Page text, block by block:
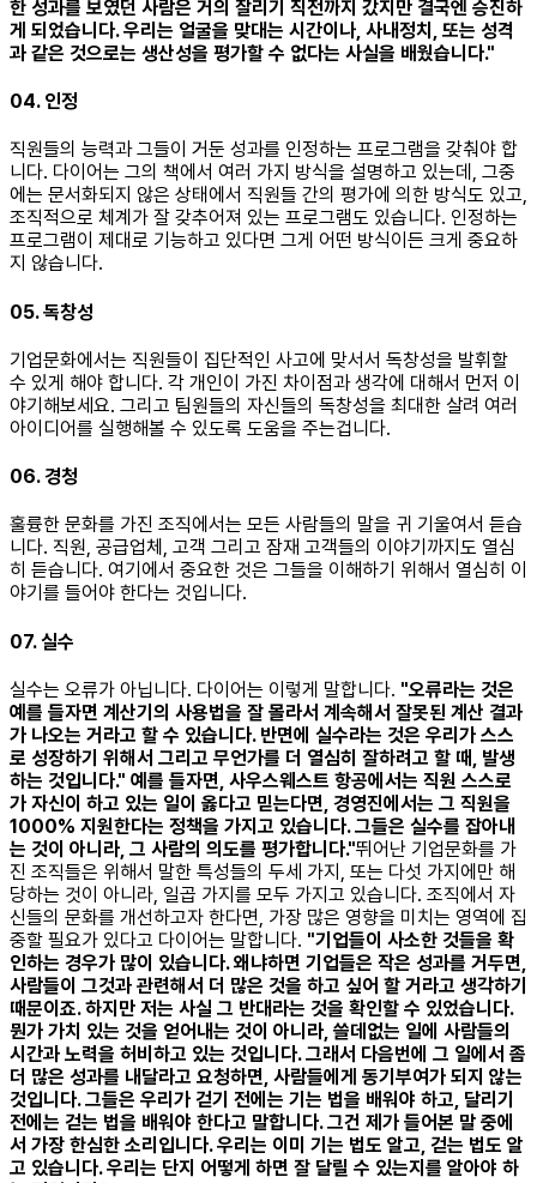
한 성과를 보였던 사람은 거의 잘리기 직전까지 갔지만 결국엔 승진하
게 되었습니다. 우리는 얼굴을 맞대는 시간이나, 사내정치, 또는 성격
과 같은 것으로는 생산성을 평가할 수 없다는 사실을 배웠습니다."
04. 인정
직원들의 능력과 그들이 거둔 성과를 인정하는 프로그램을 갖춰야 합
니다. 다이어는 그의 책에서 여러 가지 방식을 설명하고 있는데, 그중
에는 문서화되지 않은 상태에서 직원들 간의 평가에 의한 방식도 있고,
조직적으로 체계가 잘 갖추어져 있는 프로그램도 있습니다. 인정하는
프로그램이 제대로 기능하고 있다면 그게 어떤 방식이든 크게 중요하
지 않습니다. ​
05. 독창성
기업문화에서는 직원들이 집단적인 사고에 맞서서 독창성을 발휘할
수 있게 해야 합니다. 각 개인이 가진 차이점과 생각에 대해서 먼저 이
야기해보세요. 그리고 팀원들의 자신들의 독창성을 최대한 살려 여러
아이디어를 실행해볼 수 있도록 도움을 주는겁니다. ​
06. 경청
훌륭한 문화를 가진 조직에서는 모든 사람들의 말을 귀 기울여서 듣습
니다. 직원, 공급업체, 고객 그리고 잠재 고객들의 이야기까지도 열심
히 듣습니다. 여기에서 중요한 것은 그들을 이해하기 위해서 열심히 이
야기를 들어야 한다는 것입니다. ​
07. 실수
실수는 오류가 아닙니다. 다이어는 이렇게 말합니다. "오류라는 것은
예를 들자면 계산기의 사용법을 잘 몰라서 계속해서 잘못된 계산 결과
가 나오는 거라고 할 수 있습니다. 반면에 실수라는 것은 우리가 스스
로 성장하기 위해서 그리고 무언가를 더 열심히 잘하려고 할 때, 발생
하는 것입니다." 예를 들자면, 사우스웨스트 항공에서는 직원 스스로
가 자신이 하고 있는 일이 옳다고 믿는다면, 경영진에서는 그 직원을
1000% 지원한다는 정책을 가지고 있습니다. 그들은 실수를 잡아내
는 것이 아니라, 그 사람의 의도를 평가합니다."뛰어난 기업문화를 가
진 조직들은 위해서 말한 특성들의 두세 가지, 또는 다섯 가지에만 해
당하는 것이 아니라, 일곱 가지를 모두 가지고 있습니다. 조직에서 자
신들의 문화를 개선하고자 한다면, 가장 많은 영향을 미치는 영역에 집
중할 필요가 있다고 다이어는 말합니다. "기업들이 사소한 것들을 확
인하는 경우가 많이 있습니다. 왜냐하면 기업들은 작은 성과를 거두면,
사람들이 그것과 관련해서 더 많은 것을 하고 싶어 할 거라고 생각하기
때문이죠. 하지만 저는 사실 그 반대라는 것을 확인할 수 있었습니다.
뭔가 가치 있는 것을 얻어내는 것이 아니라, 쓸데없는 일에 사람들의
시간과 노력을 허비하고 있는 것입니다. 그래서 다음번에 그 일에서 좀
더 많은 성과를 내달라고 요청하면, 사람들에게 동기부여가 되지 않는
것입니다. 그들은 우리가 걷기 전에는 기는 법을 배워야 하고, 달리기
전에는 걷는 법을 배워야 한다고 말합니다. 그건 제가 들어본 말 중에
서 가장 한심한 소리입니다. 우리는 이미 기는 법도 알고, 걷는 법도 알
고 있습니다. 우리는 단지 어떻게 하면 잘 달릴 수 있는지를 알아야 하